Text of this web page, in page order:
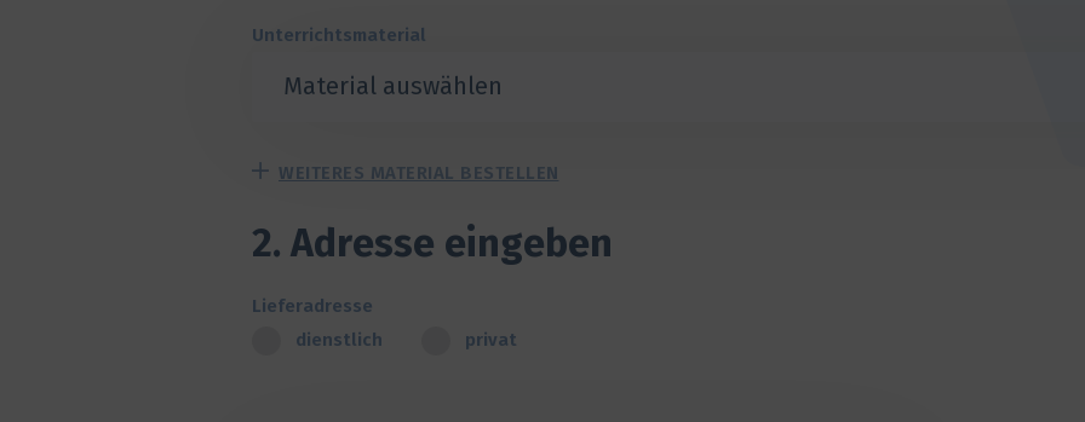
Unterrichtsmaterial
Material auswählen
WEITERES MATERIAL BESTELLEN
2. Adresse eingeben
Lieferadresse
dienstlich
privat